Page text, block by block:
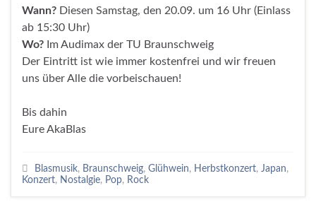
Wann? Diesen Samstag, den 20.09. um 16 Uhr (Einlass
ab 15:30 Uhr)
Wo? Im Audimax der TU Braunschweig
Der Eintritt ist wie immer kostenfrei und wir freuen
uns über Alle die vorbeischauen!
Bis dahin
Eure AkaBlas
Blasmusik, Braunschweig, Glühwein, Herbstkonzert, Japan,
Konzert, Nostalgie, Pop, Rock